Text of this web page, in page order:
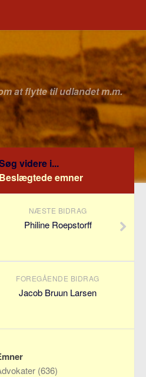
at flytte til udlandet m.m.
videre i...
Beslægtede emner
NÆSTE BIDRAG
Philine Roepstorff
FOREGÅENDE BIDRAG
Jacob Bruun Larsen
(636)